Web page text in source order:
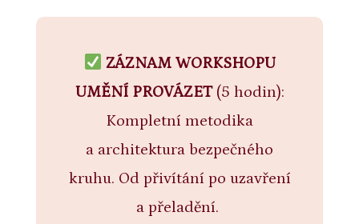
ZÁZNAM WORKSHOPU
UMĚNÍ PROVÁZET(5 hodin):
Kompletní metodika
a architektura bezpečného
kruhu. Od přivítání po uzavření
a přeladění.